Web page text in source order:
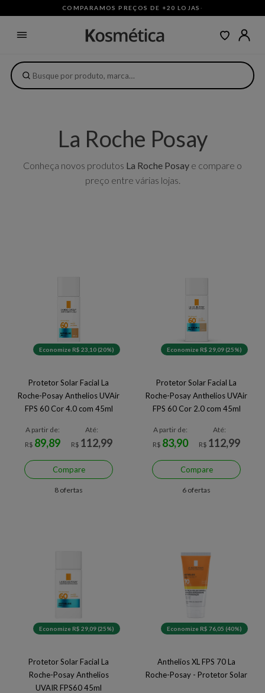
COMPARAMOS PREÇOS DE +20 LOJAS ·
La Roche Posay
Conheça novos produtos La Roche Posay e compare o
preço entre várias lojas.
Economize R$ 23,10 (20%)
Protetor Solar Facial La
Roche-Posay Anthelios UVAir
FPS 60 Cor 4.0 com 45ml
A partir de:
R$ 89,89
Até:
R$ 112,99
Compare
8 ofertas
Economize R$ 29,09 (25%)
Protetor Solar Facial La
Roche-Posay Anthelios UVAir
FPS 60 Cor 2.0 com 45ml
A partir de:
R$ 83,90
Até:
R$ 112,99
Compare
6 ofertas
Economize R$ 29,09 (25%)
Protetor Solar Facial La
Roche-Posay Anthelios
UVAIR FPS60 45ml
Economize R$ 76,05 (40%)
Anthelios XL FPS 70 La
Roche-Posay - Protetor Solar